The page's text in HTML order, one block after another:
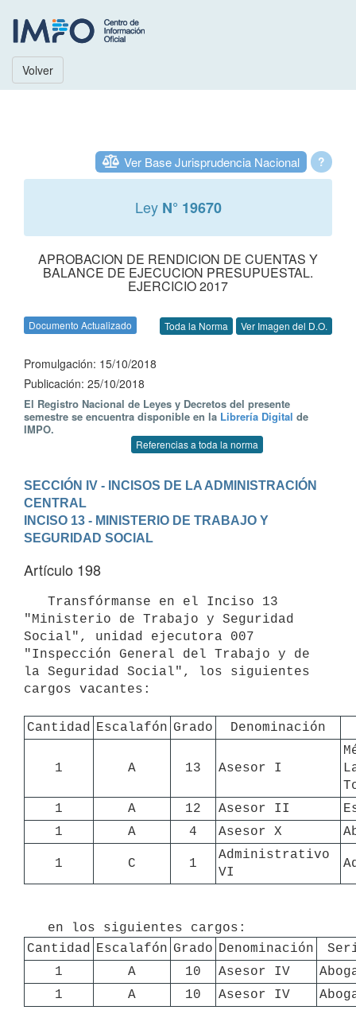
Volver
?
Ver Base Jurisprudencia Nacional
Ley N° 19670
APROBACION DE RENDICION DE CUENTAS Y
BALANCE DE EJECUCION PRESUPUESTAL.
EJERCICIO 2017
Documento Actualizado Toda la Norma Ver Imagen del D.O.
Promulgación: 15/10/2018
Publicación: 25/10/2018
El Registro Nacional de Leyes y Decretos del presente
semestre se encuentra disponible en la Librería Digital de
IMPO.
Referencias a toda la norma
SECCIÓN IV - INCISOS DE LA ADMINISTRACIÓN
CENTRAL
INCISO 13 - MINISTERIO DE TRABAJO Y
SEGURIDAD SOCIAL
Artículo 198
"Ministerio de Trabajo y Seguridad
Social", unidad ejecutora 007
"Inspección General del Trabajo y de
la Seguridad Social", los siguientes
cargos vacantes:
Cantidad Escalafón Grado Denominación
1 A 13 Asesor I
1
A 12 Asesor II
1
A 4 Asesor X
1 C 1
Administrativo
VI
Cantidad
Escalafón Grado Denominación
1
A 10 Asesor IV
1
A 10 Asesor IV